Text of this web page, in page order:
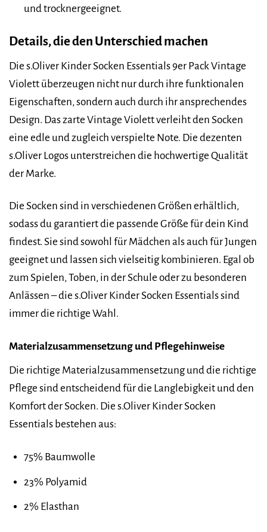
und trocknergeeignet.
Details, die den Unterschied machen
Die s.Oliver Kinder Socken Essentials 9er Pack Vintage
Violett überzeugen nicht nur durch ihre funktionalen
Eigenschaften, sondern auch durch ihr ansprechendes
Design. Das zarte Vintage Violett verleiht den Socken
eine edle und zugleich verspielte Note. Die dezenten
s.Oliver Logos unterstreichen die hochwertige Qualität
der Marke.
Die Socken sind in verschiedenen Größen erhältlich,
sodass du garantiert die passende Größe für dein Kind
findest. Sie sind sowohl für Mädchen als auch für Jungen
geeignet und lassen sich vielseitig kombinieren. Egal ob
zum Spielen, Toben, in der Schule oder zu besonderen
Anlässen – die s.Oliver Kinder Socken Essentials sind
immer die richtige Wahl.
Materialzusammensetzung und Pflegehinweise
Die richtige Materialzusammensetzung und die richtige
Pflege sind entscheidend für die Langlebigkeit und den
Komfort der Socken. Die s.Oliver Kinder Socken
Essentials bestehen aus:
75% Baumwolle
23% Polyamid
2% Elasthan